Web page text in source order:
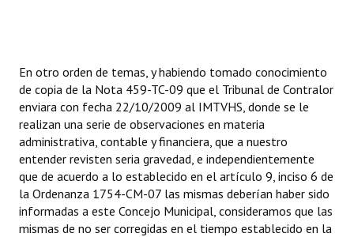
En otro orden de temas, y habiendo tomado conocimiento
de copia de la Nota 459-TC-09 que el Tribunal de Contralor
enviara con fecha 22/10/2009 al IMTVHS, donde se le
realizan una serie de observaciones en materia
administrativa, contable y financiera, que a nuestro
entender revisten seria gravedad, e independientemente
que de acuerdo a lo establecido en el artículo 9, inciso 6 de
la Ordenanza 1754-CM-07 las mismas deberían haber sido
informadas a este Concejo Municipal, consideramos que las
mismas de no ser corregidas en el tiempo establecido en la